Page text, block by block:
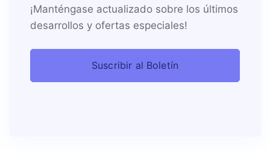
¡Manténgase actualizado sobre los últimos
desarrollos y ofertas especiales!